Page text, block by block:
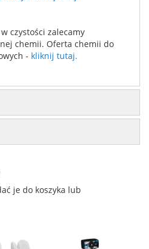
czystości zalecamy
chemii. Oferta chemii do
- kliknij tutaj.
je do koszyka lub